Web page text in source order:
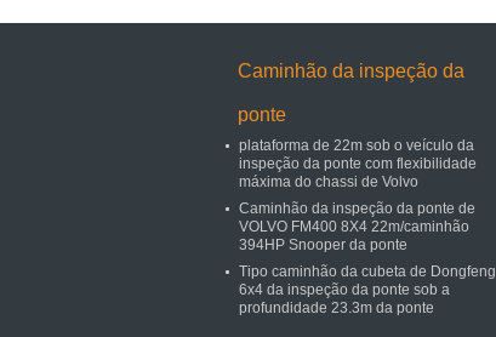
Caminhão da inspeção da
ponte
plataforma de 22m sob o veículo da
inspeção da ponte com flexibilidade
máxima do chassi de Volvo
Caminhão da inspeção da ponte de
VOLVO FM400 8X4 22m/caminhão
394HP Snooper da ponte
Tipo caminhão da cubeta de Dongfeng
6x4 da inspeção da ponte sob a
profundidade 23.3m da ponte